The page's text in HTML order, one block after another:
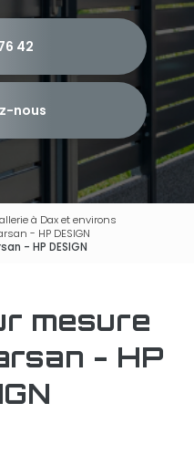
42
nous
à Dax et environs
- HP DESIGN
- HP DESIGN
mesure
- HP